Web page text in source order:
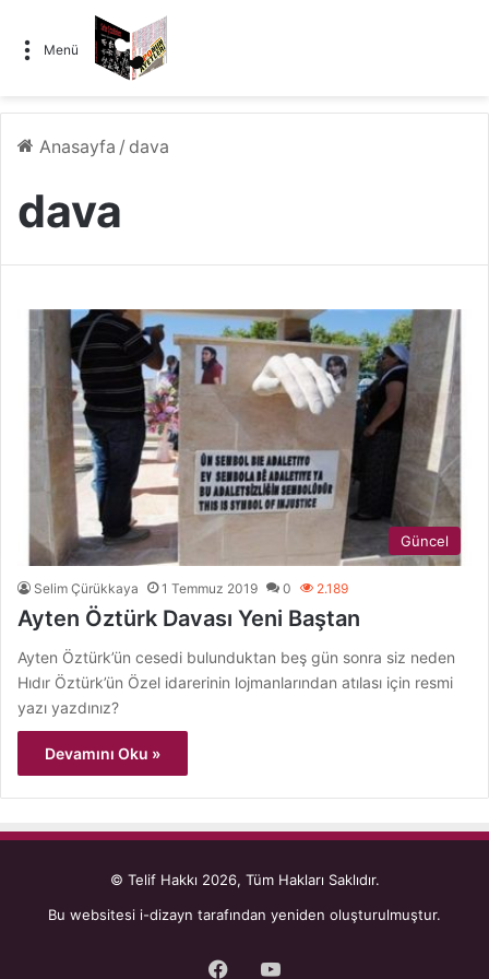
Menü
Anasayfa / dava
dava
Güncel
Selim Çürükkaya 1 Temmuz 2019 0 2.189
Ayten Öztürk Davası Yeni Baştan
Ayten Öztürk’ün cesedi bulunduktan beş gün sonra siz neden
Hıdır Öztürk’ün Özel idarerinin lojmanlarından atılası için resmi
yazı yazdınız?
Devamını Oku »
© Telif Hakkı 2026, Tüm Hakları Saklıdır.
Bu websitesi i-dizayn tarafından yeniden oluşturulmuştur.
Facebook